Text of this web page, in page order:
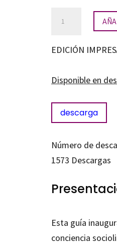
paisajes
de
lenguas
que
rodean
cantidad
EDICIÓN
Disponible en
descarga
Número de
1573 Descargas
Esta guía
conciencia